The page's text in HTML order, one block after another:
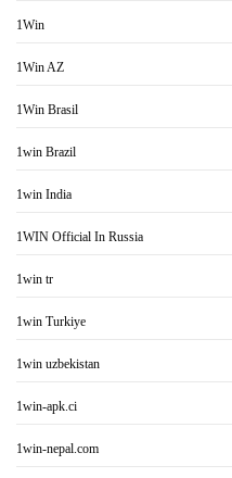
1Win
1Win AZ
1Win Brasil
1win Brazil
1win India
1WIN Official In Russia
1win tr
1win Turkiye
1win uzbekistan
1win-apk.ci
1win-nepal.com